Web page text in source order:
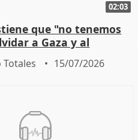
02:03
que "no tenemos
a Gaza y al
Totales 15/07/2026